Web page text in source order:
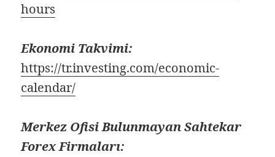
hours
Ekonomi Takvimi:
https://tr.investing.com/economic-
calendar/
Merkez Ofisi Bulunmayan Sahtekar
Forex Firmaları: